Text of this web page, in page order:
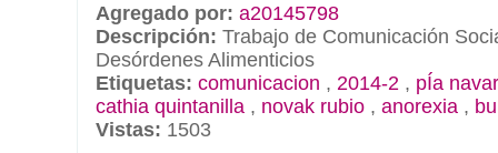
Agregado por: a20145798
Descripción: Trabajo de Comunicación
Desórdenes Alimenticios
Etiquetas: comunicacion , 2014-2 , pÍa
cathia quintanilla , novak rubio , anorexia ,
Vistas: 1503